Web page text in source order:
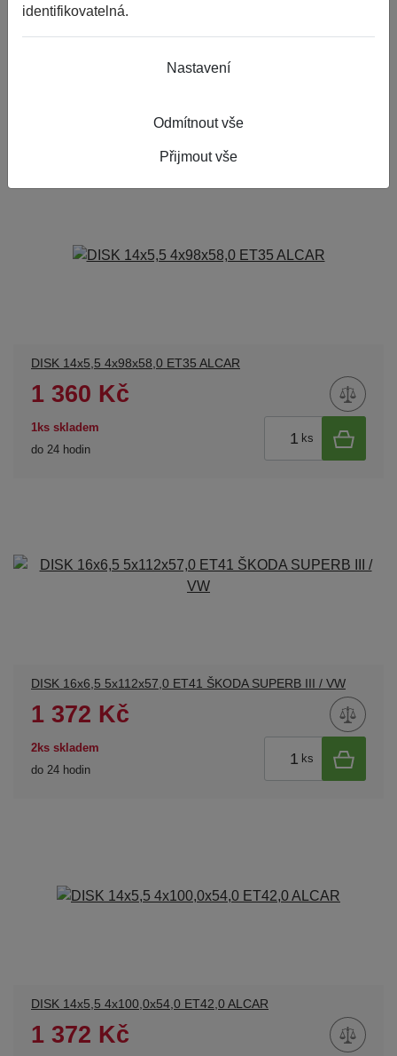
DISK 14x5,5 4x98x58,0 ET35 ALCAR
1 360 Kč
1ks skladem
do 24 hodin
ks
DISK 16x6,5 5x112x57,0 ET41 ŠKODA SUPERB III / VW
1 372 Kč
2ks skladem
do 24 hodin
ks
DISK 14x5,5 4x100,0x54,0 ET42,0 ALCAR
1 372 Kč
identifikovatelná.
Nastavení
Odmítnout vše
Přijmout vše